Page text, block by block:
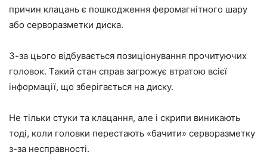
причин клацань є пошкодження феромагнітного шару
або серворазметки диска.
З-за цього відбувається позиціонування прочитуючих
головок. Такий стан справ загрожує втратою всієї
інформації, що зберігається на диску.
Не тільки стуки та клацання, але і скрипи виникають
тоді, коли головки перестають «бачити» серворазметку
з-за несправності.